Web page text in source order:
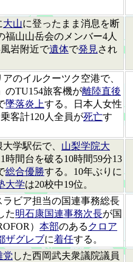
大山に登ったまま消息を断
福山山岳会のメンバー4人
岩附近で遺体で発見され
のイルクーツク空港で、
のTU154旅客機が離陸直後
墜落炎上する。日本人女性
乗客計120人全員が死亡す
学駅伝で、 山梨学院大
時間台を破る10時間59分13
総合優勝する。10年ぶりに
大学は20校中19位。
ラビア担当の国連事務総長
た明石康国連事務次長が国
） 本部のある クロア
ザグレブに着任する。
党 した西岡武夫衆議院議員